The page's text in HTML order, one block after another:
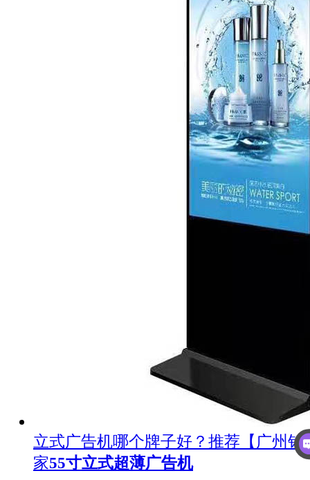
立式广告机哪个牌子好？推荐【广州铭
家55寸立式超薄广告机